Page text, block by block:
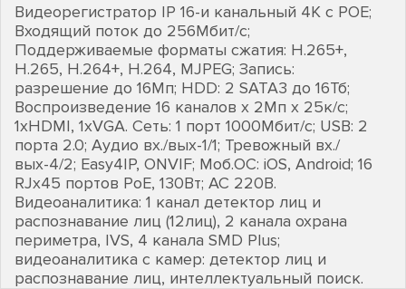
Видеорегистратор IP 16-и канальный 4K с РОЕ;
Входящий поток до 256Мбит/с;
Поддерживаемые форматы сжатия: H.265+,
H.265, H.264+, H.264, MJPEG; Запись:
разрешение до 16Мп; HDD: 2 SATA3 до 16Тб;
Воспроизведение 16 каналов х 2Мп х 25к/с;
1хHDMI, 1хVGA. Сеть: 1 порт 1000Мбит/с; USB: 2
порта 2.0; Аудио вх./вых-1/1; Тревожный вх./
вых-4/2; Easy4IP, ONVIF; Моб.ОС: iOS, Android; 16
RJх45 портов PoE, 130Вт; AC 220В.
Видеоаналитика: 1 канал детектор лиц и
распознавание лиц (12лиц), 2 канала охрана
периметра, IVS, 4 канала SMD Plus;
видеоаналитика с камер: детектор лиц и
распознавание лиц, интеллектуальный поиск.